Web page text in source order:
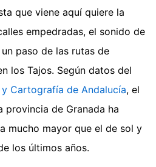
que viene aquí quiere la
empedradas, el sonido de
paso de las rutas de
los Tajos. Según datos del
Cartografía de Andalucía, el
de Granada ha
mucho mayor que el de sol y
los últimos años.